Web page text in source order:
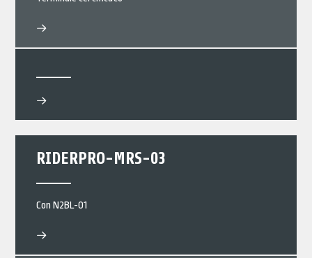
RIDERPRO-MRS-03
Con N2BL-01